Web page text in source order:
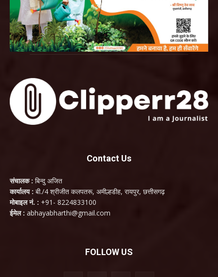
Contact Us
संचालक : बिन्दु अजित
कार्यालय : बी./4 श्रीजीत कलपतरू, अमील्हडीह, रायपुर, छत्तीसगढ़
मोबाइल नं. : +91- 8224833100
ईमेल : abhayabharthi@gmail.com
FOLLOW US